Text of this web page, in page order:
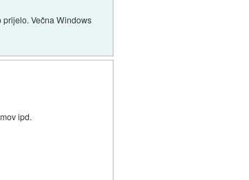
prijelo. Večna Windows
ipd.